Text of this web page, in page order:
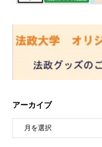
アーカイブ